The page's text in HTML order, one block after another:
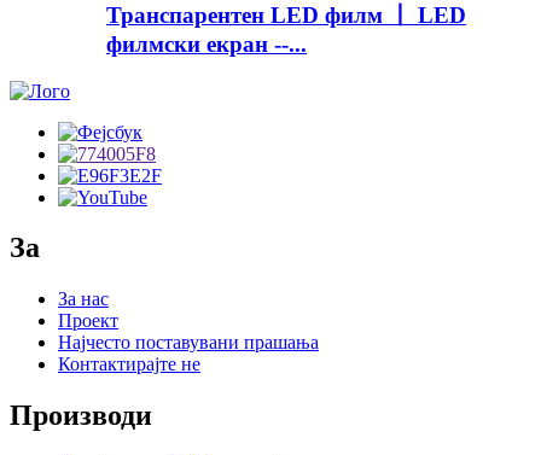
Транспарентен LED филм 丨 LED
филмски екран --...
За
За нас
Проект
Најчесто поставувани прашања
Контактирајте не
Производи